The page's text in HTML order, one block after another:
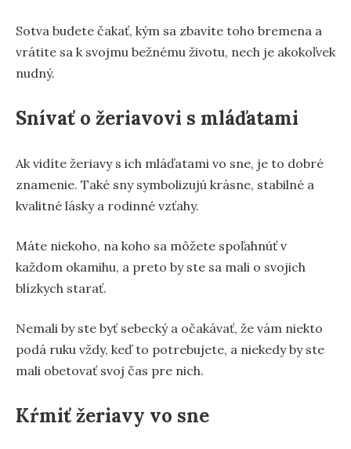
Sotva budete čakať, kým sa zbavíte toho bremena a
vrátite sa k svojmu bežnému životu, nech je akokoľvek
nudný.
Snívať o žeriavovi s mláďatami
Ak vidíte žeriavy s ich mláďatami vo sne, je to dobré
znamenie. Také sny symbolizujú krásne, stabilné a
kvalitné lásky a rodinné vzťahy.
Máte niekoho, na koho sa môžete spoľahnúť v
každom okamihu, a preto by ste sa mali o svojich
blízkych starať.
Nemali by ste byť sebecký a očakávať, že vám niekto
podá ruku vždy, keď to potrebujete, a niekedy by ste
mali obetovať svoj čas pre nich.
Kŕmiť žeriavy vo sne